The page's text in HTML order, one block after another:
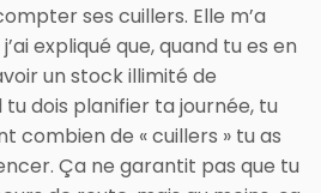
ses cuillers. Elle m’a
expliqué que, quand tu es en
un stock illimité de
tu dois planifier ta journée, tu
combien de « cuillers » tu as
Ça ne garantit pas que tu